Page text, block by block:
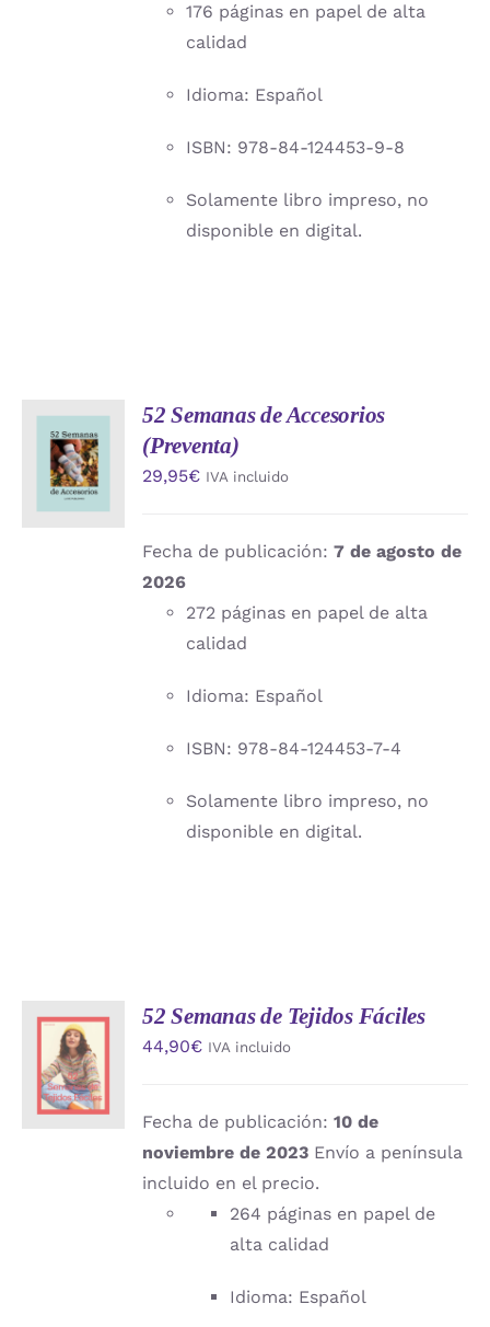
176 páginas en papel de alta
calidad
Idioma: Español
ISBN: 978-84-124453-9-8
Solamente libro impreso, no
disponible en digital.
AL
CARRITO
/
DETALLES
52 Semanas de Accesorios
(Preventa)
29,95€ IVA incluido
Fecha de publicación:7 de agosto de
2026
272 páginas en papel de alta
calidad
Idioma: Español
ISBN: 978-84-124453-7-4
Solamente libro impreso, no
disponible en digital.
AÑADIR
AL
CARRITO
/
DETALLES
52 Semanas de Tejidos Fáciles
44,90€ IVA incluido
Fecha de publicación:10 de
noviembre de 2023 Envío a península
incluido en el precio.
264 páginas en papel de
alta calidad
Idioma: Español